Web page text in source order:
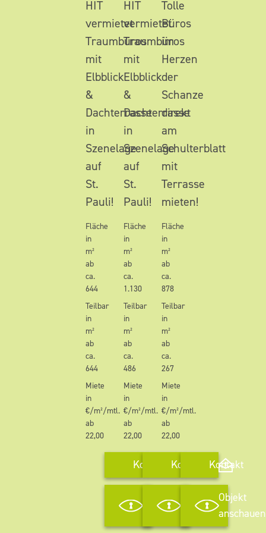
HIT
vermietet
Traumbüros
mit
Elbblick
&
Dachterrasse
in
Szenelage
auf
St.
Pauli!
Fläche
in
m²
ab
ca.
644
Teilbar
in
m²
ab
ca.
644
Miete
in
€/m²/mtl.
ab
22,00
Kontakt
Objekt
anschauen
HIT
vermietet
Traumbüros
mit
Elbblick
&
Dachterrasse
in
Szenelage
auf
St.
Pauli!
Fläche
in
m²
ab
ca.
1.130
Teilbar
in
m²
ab
ca.
486
Miete
in
€/m²/mtl.
ab
22,00
Kontakt
Objekt
anschauen
Tolle
Büros
im
Herzen
der
Schanze
direkt
am
Schulterblatt
mit
Terrasse
mieten!
Fläche
in
m²
ab
ca.
878
Teilbar
in
m²
ab
ca.
267
Miete
in
€/m²/mtl.
ab
22,00
Kontakt
Objekt
anschauen